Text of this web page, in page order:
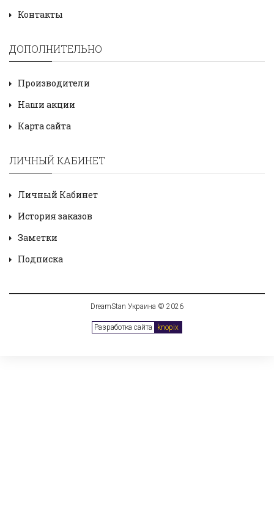
Контакты
ДОПОЛНИТЕЛЬНО
Производители
Наши акции
Карта сайта
ЛИЧНЫЙ КАБИНЕТ
Личный Кабинет
История заказов
Заметки
Подписка
DreamStan Украина © 2026
Разработка сайта knopix